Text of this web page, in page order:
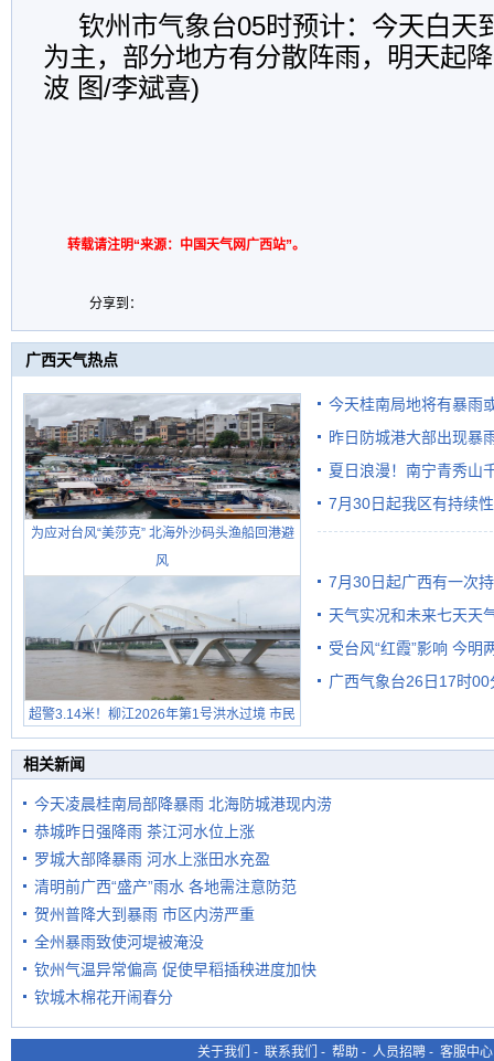
钦州市气象台05时预计：今天白天
为主，部分地方有分散阵雨，明天起
波 图/李斌喜)
转载请注明“来源：中国天气网广西站”。
分享到：
广西天气热点
为应对台风“美莎克” 北海外沙码头渔船回港避
风
超警3.14米！柳江2026年第1号洪水过境 市民
在堤岸见证汛况
今天桂南局地将有暴雨
需继续防范
昨日防城港大部出现暴
雨
夏日浪漫！南宁青秀山
7月30日起我区有持续
7月30日起广西有一次
天气实况和未来七天天
受台风“红霞”影响 今明
有较强降雨
广西气象台26日17时
相关新闻
今天凌晨桂南局部降暴雨 北海防城港现内涝
恭城昨日强降雨 茶江河水位上涨
罗城大部降暴雨 河水上涨田水充盈
清明前广西“盛产”雨水 各地需注意防范
贺州普降大到暴雨 市区内涝严重
全州暴雨致使河堤被淹没
钦州气温异常偏高 促使早稻插秧进度加快
钦城木棉花开闹春分
关于我们 - 联系我们 - 帮助 - 人员招聘 - 客服中心